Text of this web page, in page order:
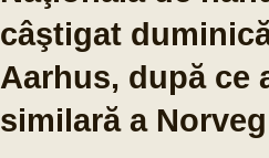
câştigat
Aarhus, după ce
similară a